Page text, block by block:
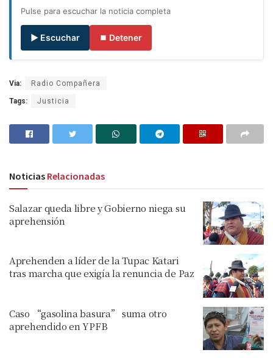
Pulse para escuchar la noticia completa
▶ Escuchar ⏹ Detener
Via: Radio Compañera
Tags: Justicia
Noticias Relacionadas
Salazar queda libre y Gobierno niega su
aprehensión
Aprehenden a líder de la Tupac Katari
tras marcha que exigía la renuncia de Paz
Caso “gasolina basura” suma otro
aprehendido en YPFB